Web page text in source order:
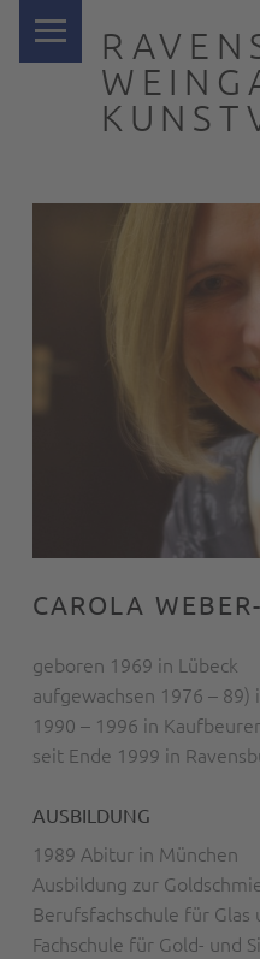
CAROLA
geboren 1969 in Lübeck
aufgewachsen 1976 – 89)
1990 – 1996 in
seit Ende 1999 in
AUSBILDUNG
1989 Abitur in München
Ausbildung zur
Berufsfachschule für Glas
Fachschule für Gold- und